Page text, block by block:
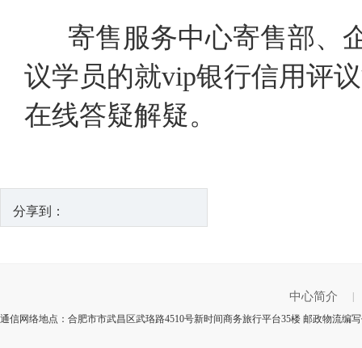
寄售服务中心寄售部、
议学员的就vip银行信用评
在线答疑解疑。
分享到：
中心简介
通信网络地点：合肥市市武昌区武珞路4510号新时间商务旅行平台35楼 邮政物流编